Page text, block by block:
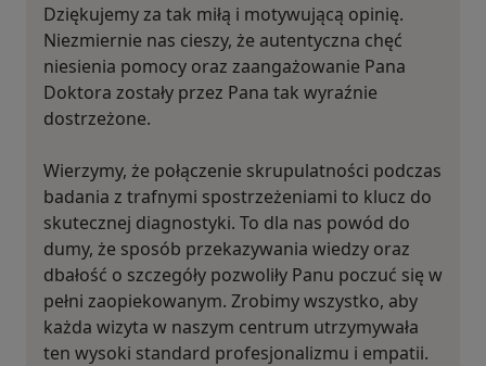
Dziękujemy za tak miłą i motywującą opinię.
Niezmiernie nas cieszy, że autentyczna chęć
niesienia pomocy oraz zaangażowanie Pana
Doktora zostały przez Pana tak wyraźnie
dostrzeżone.
Wierzymy, że połączenie skrupulatności podczas
badania z trafnymi spostrzeżeniami to klucz do
skutecznej diagnostyki. To dla nas powód do
dumy, że sposób przekazywania wiedzy oraz
dbałość o szczegóły pozwoliły Panu poczuć się w
pełni zaopiekowanym. Zrobimy wszystko, aby
każda wizyta w naszym centrum utrzymywała
ten wysoki standard profesjonalizmu i empatii.